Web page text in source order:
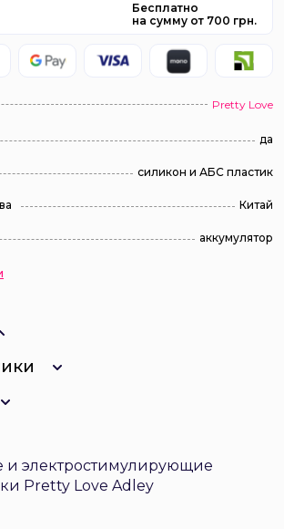
Бесплатно
на сумму от 700 грн.
Pretty Love
да
силикон и АБС пластик
Китай
аккумулятор
электростимулирующие
Pretty Love Adley